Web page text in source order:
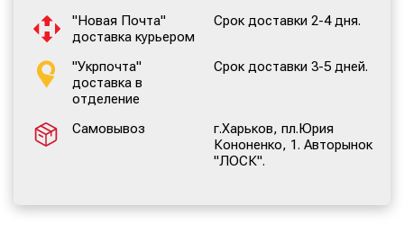
"Новая Почта"
доставка курьером
Срок доставки 2-4 дня.
"Укрпочта"
доставка в
отделение
Срок доставки 3-5 дней.
Самовывоз
г.Харьков, пл.Юрия
Кононенко, 1. Авторынок
"ЛОСК".